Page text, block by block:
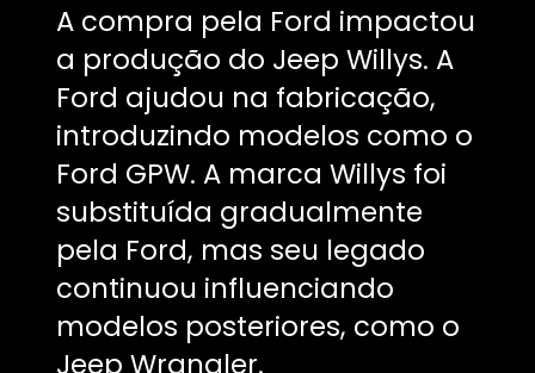
A compra pela Ford impactou
a produção do Jeep Willys. A
Ford ajudou na fabricação,
introduzindo modelos como o
Ford GPW. A marca Willys foi
substituída gradualmente
pela Ford, mas seu legado
continuou influenciando
modelos posteriores, como o
Jeep Wrangler.